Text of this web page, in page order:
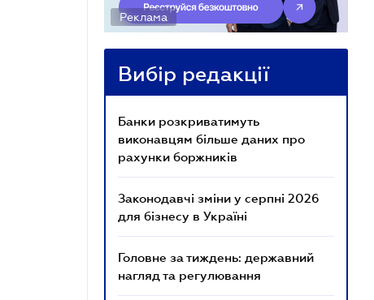
Реклама
Вибір редакції
Банки розкриватимуть
виконавцям більше даних про
рахунки боржників
Законодавчі зміни у серпні 2026
для бізнесу в Україні
Головне за тиждень: державний
нагляд та регулювання